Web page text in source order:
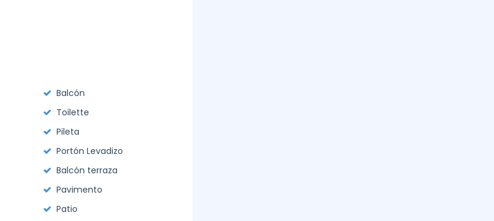
Balcón
Toilette
Pileta
Portón Levadizo
Balcón terraza
Pavimento
Patio